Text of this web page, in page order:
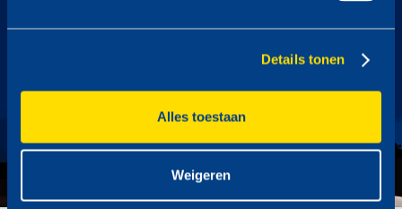
Details tonen
Alles toestaan
Weigeren